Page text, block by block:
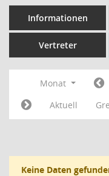
Informationen
Vertreter
Monat
Aktuell
Keine Daten